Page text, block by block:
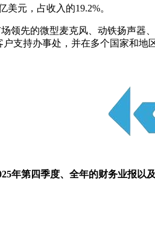
元，占收入的19.2%。
领先的微型麦克风、动铁扬声
支持办事处，并在多个国家和
年第四季度、全年的财务业报以